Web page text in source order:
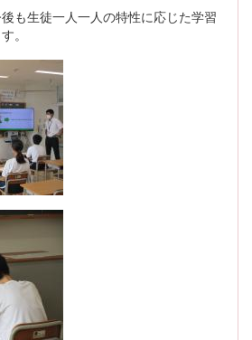
も生徒一人一人の特性に応じた学習
。